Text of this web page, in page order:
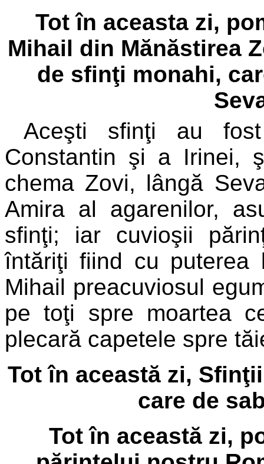
Tot în aceasta zi,
Mihail din Mănăstirea
de sfinţi monahi,
Aceşti sfinţi au
Constantin şi a Irinei,
chema Zovi, lângă
Amira al agarenilor,
sfinţi; iar cuvioşii
întăriţi fiind cu
Mihail preacuviosul
pe toţi spre moartea
plecară capetele spre
Tot în această zi,
care de
Tot în această zi,